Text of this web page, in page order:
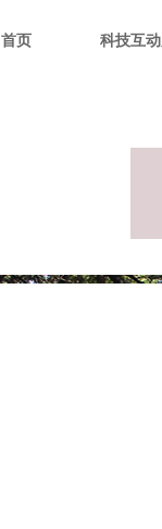
首页 科技互